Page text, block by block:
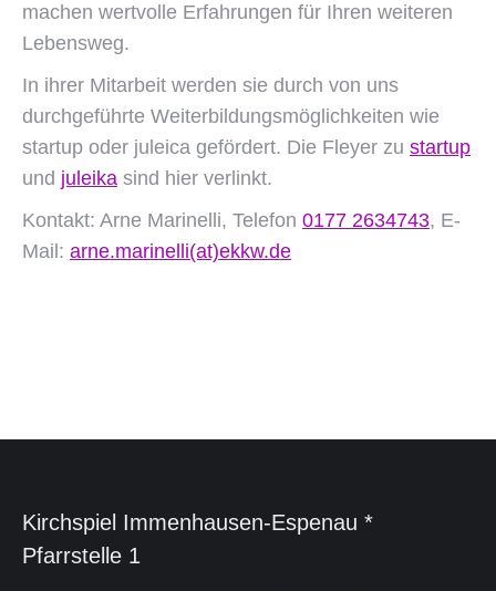
machen wertvolle Erfahrungen für Ihren weiteren
Lebensweg.
In ihrer Mitarbeit werden sie durch von uns
durchgeführte Weiterbildungsmöglichkeiten wie
startup oder juleica gefördert. Die Fleyer zu startup
und juleika sind hier verlinkt.
Kontakt: Arne Marinelli, Telefon 0177 2634743, E-
Mail: arne.marinelli(at)ekkw.de
Kirchspiel Immenhausen-Espenau *
Pfarrstelle 1